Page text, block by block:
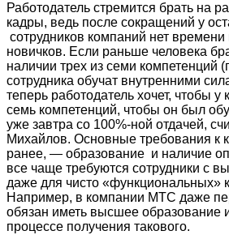
Работодатель стремится брать на
кадры, ведь после сокращений у
сотрудников компаний нет
новичков. Если раньше человека
наличии трех из семи компетенций
сотрудника обучат внутренними
теперь работодатель хочет, чтобы
семь компетенций, чтобы он был
уже завтра со 100%-ной отдачей,
Михайлов. Основные требования к
ранее, — образование и наличие
все чаще требуются сотрудники с
даже для чисто «функциональных»
Например, в компании МТС даже
обязан иметь высшее образование
процессе получения такового.